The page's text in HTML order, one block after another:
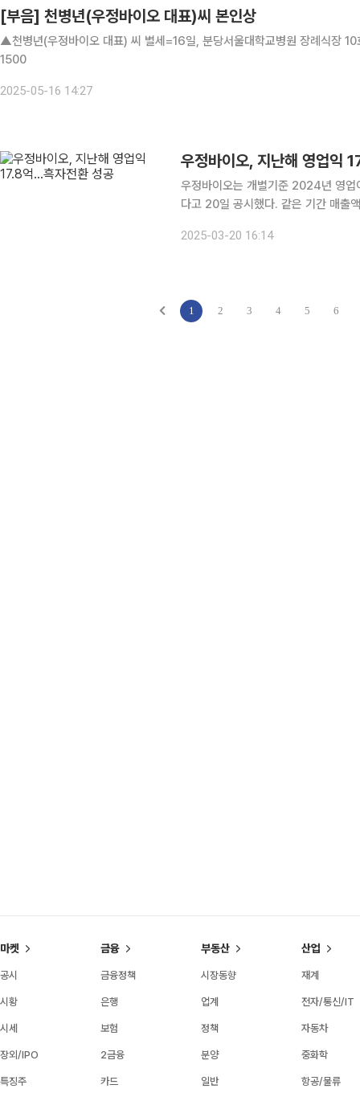
[부음] 천병년(우정바이오 대표)씨 본인상
▲천병년(우정바이오 대표) 씨 별세=16일, 분당서울대학교병원 장례식장
1500
2025-05-16 14:27
우정바이오, 지난해 영업익
우정바이오는 개별기준 2024년 영
다고 20일 공시했다. 같은 기간 매출액은 431억9000만 원으로 11.87% 늘고, 당기순이익은 2억
모의 고객사에서 지속적으로 수주 및
2025-03-20 16:14
1 2 3 4 5 6
마켓
공시
시황
시세
장외/IPO
특징주
금융
금융정책
은행
보험
2금융
카드
부동산
시장동향
업계
정책
분양
일반
산업
재계
전자/통신/IT
자동차
중화학
항공/물류